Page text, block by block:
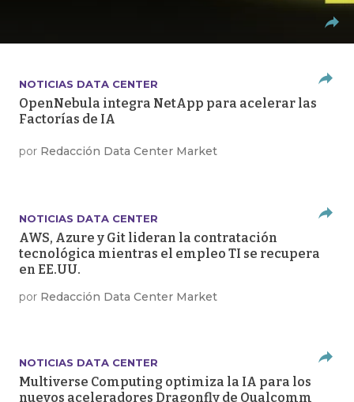
NOTICIAS DATA CENTER
OpenNebula integra NetApp para acelerar las
Factorías de IA
por Redacción Data Center Market
NOTICIAS DATA CENTER
AWS, Azure y Git lideran la contratación
tecnológica mientras el empleo TI se recupera
en EE.UU.
por Redacción Data Center Market
NOTICIAS DATA CENTER
Multiverse Computing optimiza la IA para los
nuevos aceleradores Dragonfly de Qualcomm